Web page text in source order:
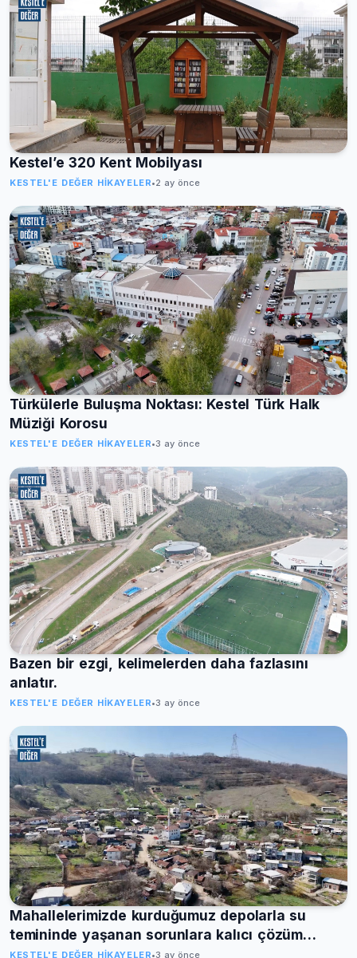
Kestel’e 320 Kent Mobilyası
KESTEL'E DEĞER HIKAYELER•2 ay önce
Türkülerle Buluşma Noktası: Kestel Türk Halk
Müziği Korosu
KESTEL'E DEĞER HIKAYELER•3 ay önce
Bazen bir ezgi, kelimelerden daha fazlasını
anlatır.
KESTEL'E DEĞER HIKAYELER•3 ay önce
Mahallelerimizde kurduğumuz depolarla su
temininde yaşanan sorunlara kalıcı çözüm
üretiyoruz
KESTEL'E DEĞER HIKAYELER•3 ay önce